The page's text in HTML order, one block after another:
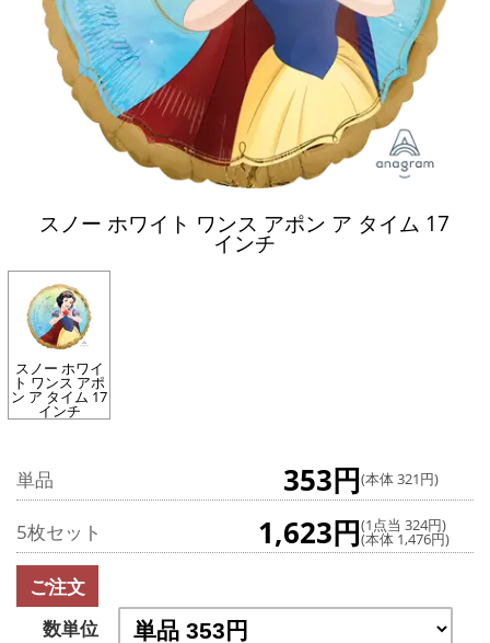
スノー ホワイト ワンス アポン ア タイム 17
インチ
スノー ホワイ
ト ワンス アポ
ン ア タイム 17
インチ
単品 353円(本体 321円)
5枚セット 1,623円(1点当 324円)
(本体 1,476円)
ご注文
数単位